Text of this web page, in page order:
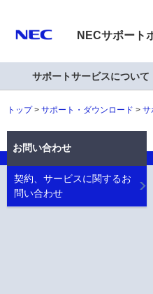
NECサポート
サポートサービスについて
トップ サポート・ダウンロード サ
お問い合わせ
契約、サービスに関するお
問い合わせ